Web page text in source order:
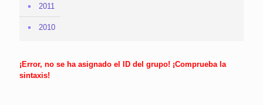
2011
2010
¡Error, no se ha asignado el ID del grupo! ¡Comprueba la
sintaxis!